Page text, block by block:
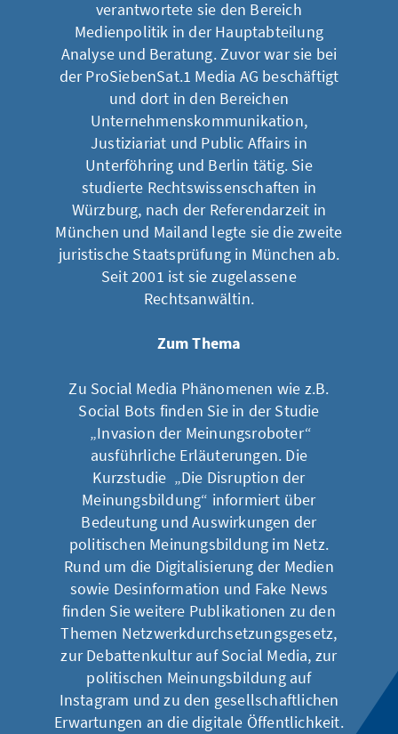
verantwortete sie den Bereich
Medienpolitik in der Hauptabteilung
Analyse und Beratung. Zuvor war sie bei
der ProSiebenSat.1 Media AG beschäftigt
und dort in den Bereichen
Unternehmenskommunikation,
Justiziariat und Public Affairs in
Unterföhring und Berlin tätig. Sie
studierte Rechtswissenschaften in
Würzburg, nach der Referendarzeit in
München und Mailand legte sie die zweite
juristische Staatsprüfung in München ab.
Seit 2001 ist sie zugelassene
Rechtsanwältin.
Zum Thema
Zu Social Media Phänomenen wie z.B.
Social Bots finden Sie in der Studie
„Invasion der Meinungsroboter“
ausführliche Erläuterungen. Die
Kurzstudie „Die Disruption der
Meinungsbildung“ informiert über
Bedeutung und Auswirkungen der
politischen Meinungsbildung im Netz.
Rund um die Digitalisierung der Medien
sowie Desinformation und Fake News
finden Sie weitere Publikationen zu den
Themen Netzwerkdurchsetzungsgesetz,
zur Debattenkultur auf Social Media, zur
politischen Meinungsbildung auf
Instagram und zu den gesellschaftlichen
Erwartungen an die digitale Öffentlichkeit.